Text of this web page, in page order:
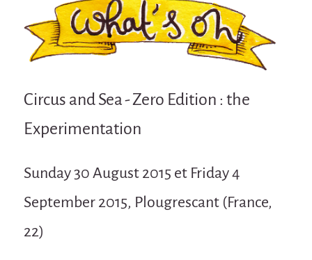
Attraction Capillaire
BLANC
Courbatures
Muscle Pain
La Brise de la Pastille
L'âne & la carotte
Les maîtres du désordre
L'essaim - participative project surrounding
La Brise de la Pastille
Mad in Finland
Circus and Sea - Zero Edition : the
Experimentation
Sunday 30 August 2015 et Friday 4
September 2015, Plougrescant (France,
22)